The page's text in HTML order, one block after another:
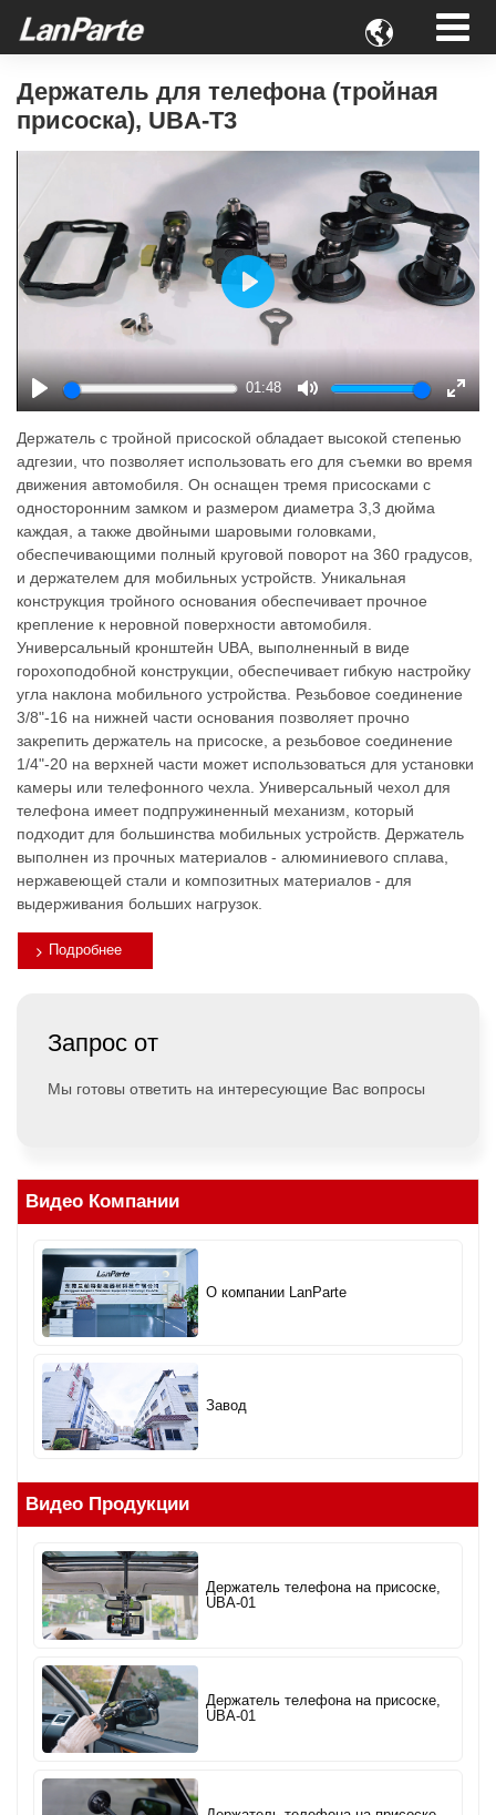

Держатель для телефона (тройная
присоска), UBA-T3
Play
01:48
Mute
Enter
Play
Держатель с тройной присоской обладает высокой степенью
адгезии, что позволяет использовать его для съемки во время
движения автомобиля. Он оснащен тремя присосками с
односторонним замком и размером диаметра 3,3 дюйма
каждая, а также двойными шаровыми головками,
обеспечивающими полный круговой поворот на 360 градусов,
и держателем для мобильных устройств. Уникальная
конструкция тройного основания обеспечивает прочное
крепление к неровной поверхности автомобиля.
Универсальный кронштейн UBA, выполненный в виде
горохоподобной конструкции, обеспечивает гибкую настройку
угла наклона мобильного устройства. Резьбовое соединение
3/8"-16 на нижней части основания позволяет прочно
закрепить держатель на присоске, а резьбовое соединение
1/4"-20 на верхней части может использоваться для установки
камеры или телефонного чехла. Универсальный чехол для
телефона имеет подпружиненный механизм, который
подходит для большинства мобильных устройств. Держатель
выполнен из прочных материалов - алюминиевого сплава,
нержавеющей стали и композитных материалов - для
выдерживания больших нагрузок.
Подробнее
Запрос от
Мы готовы ответить на интересующие Вас вопросы
Видео Компании
О компании LanParte
Завод
Видео Продукции
Держатель телефона на присоске,
UBA-01
Держатель телефона на присоске,
UBA-01